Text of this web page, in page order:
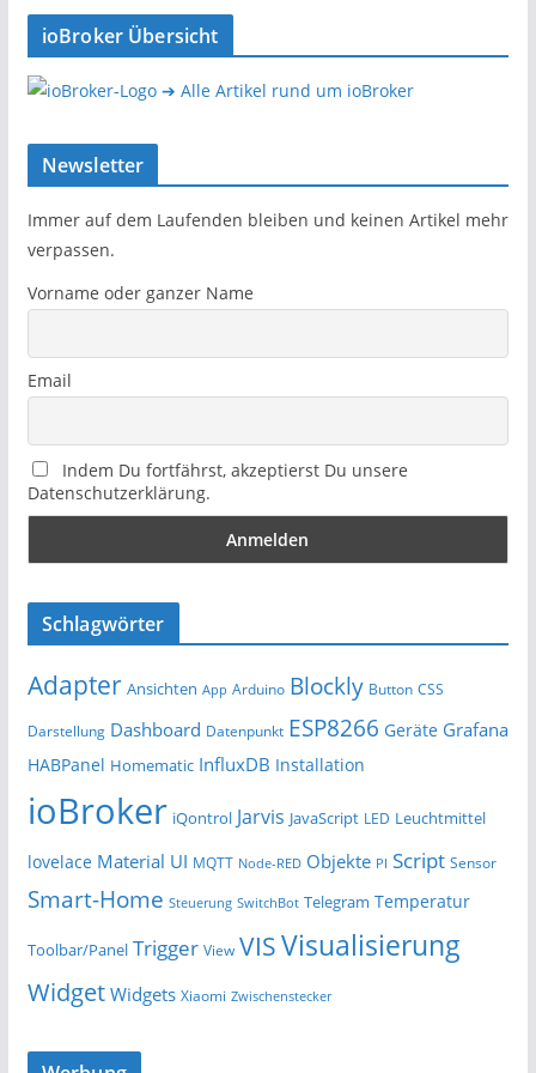
ioBroker Übersicht
➔ Alle Artikel rund um ioBroker
Newsletter
Immer auf dem Laufenden bleiben und keinen Artikel mehr
verpassen.
Vorname oder ganzer Name
Email
Indem Du fortfährst, akzeptierst Du unsere
Datenschutzerklärung.
Schlagwörter
Adapter Ansichten App Arduino Blockly Button CSS
Darstellung Dashboard Datenpunkt ESP8266 Geräte Grafana
HABPanel Homematic InfluxDB Installation
ioBroker iQontrol Jarvis JavaScript LED Leuchtmittel
lovelace Material UI MQTT Node-RED Objekte PI Script Sensor
Smart-Home Steuerung SwitchBot Telegram Temperatur
Toolbar/Panel Trigger View VISVisualisierung
Widget Widgets Xiaomi Zwischenstecker